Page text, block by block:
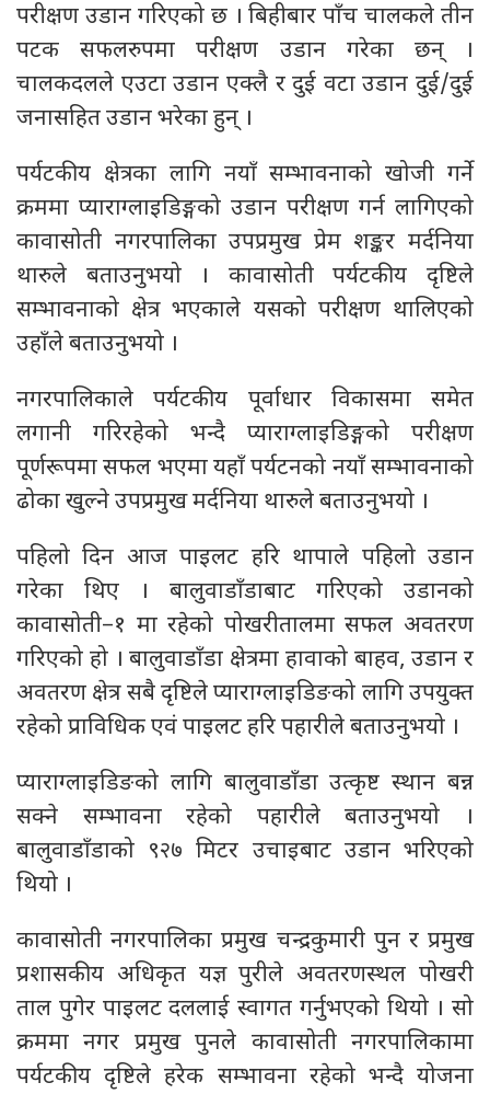
परीक्षण उडान गरिएको छ । बिहीबार पाँच चालकले तीन
पटक सफलरुपमा परीक्षण उडान गरेका छन् ।
चालकदलले एउटा उडान एक्लै र दुई वटा उडान दुई/दुई
जनासहित उडान भरेका हुन् ।
पर्यटकीय क्षेत्रका लागि नयाँ सम्भावनाको खोजी गर्ने
क्रममा प्याराग्लाइडिङ्गको उडान परीक्षण गर्न लागिएको
कावासोती नगरपालिका उपप्रमुख प्रेम शङ्कर मर्दनिया
थारुले बताउनुभयो । कावासोती पर्यटकीय दृष्टिले
सम्भावनाको क्षेत्र भएकाले यसको परीक्षण थालिएको
उहाँले बताउनुभयो ।
नगरपालिकाले पर्यटकीय पूर्वाधार विकासमा समेत
लगानी गरिरहेको भन्दै प्याराग्लाइडिङ्गको परीक्षण
पूर्णरूपमा सफल भएमा यहाँ पर्यटनको नयाँ सम्भावनाको
ढोका खुल्ने उपप्रमुख मर्दनिया थारुले बताउनुभयो ।
पहिलो दिन आज पाइलट हरि थापाले पहिलो उडान
गरेका थिए । बालुवाडाँडाबाट गरिएको उडानको
कावासोती–१ मा रहेको पोखरीतालमा सफल अवतरण
गरिएको हो । बालुवाडाँडा क्षेत्रमा हावाको बाहव, उडान र
अवतरण क्षेत्र सबै दृष्टिले प्याराग्लाइडिङको लागि उपयुक्त
रहेको प्राविधिक एवं पाइलट हरि पहारीले बताउनुभयो ।
प्याराग्लाइडिङको लागि बालुवाडाँडा उत्कृष्ट स्थान बन्न
सक्ने सम्भावना रहेको पहारीले बताउनुभयो ।
बालुवाडाँडाको ९२७ मिटर उचाइबाट उडान भरिएको
थियो ।
कावासोती नगरपालिका प्रमुख चन्द्रकुमारी पुन र प्रमुख
प्रशासकीय अधिकृत यज्ञ पुरीले अवतरणस्थल पोखरी
ताल पुगेर पाइलट दललाई स्वागत गर्नुभएको थियो । सो
क्रममा नगर प्रमुख पुनले कावासोती नगरपालिकामा
पर्यटकीय दृष्टिले हरेक सम्भावना रहेको भन्दै योजना